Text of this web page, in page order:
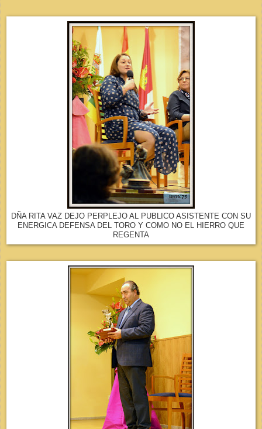
DÑA RITA VAZ DEJO PERPLEJO AL PUBLICO ASISTENTE CON SU
ENERGICA DEFENSA DEL TORO Y COMO NO EL HIERRO QUE
REGENTA